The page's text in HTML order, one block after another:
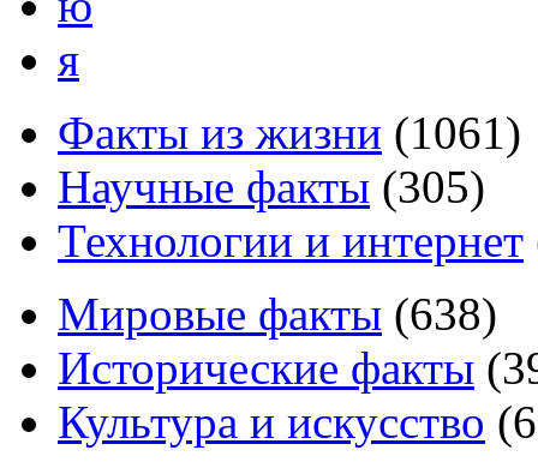
я
Факты из жизни (1061)
Научные факты (305)
Технологии и интернет
Мировые факты (638)
Исторические факты (
Культура и искусство (